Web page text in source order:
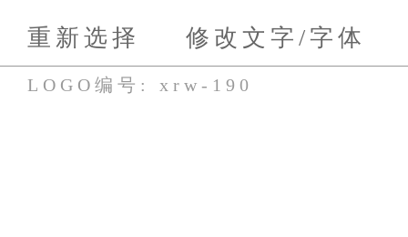
重新选择 修改文字/字体
LOGO编号: xrw-190